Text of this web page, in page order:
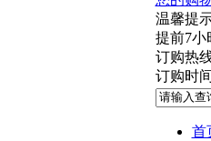
温馨提
提前7小
订购热
订购时
首